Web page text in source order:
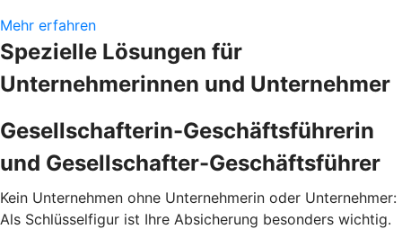
Mehr erfahren
Spezielle Lösungen für
Unternehmerinnen und Unternehmer
Gesellschafterin-Geschäftsführerin
und Gesellschafter-Geschäftsführer
Kein Unternehmen ohne Unternehmerin oder Unternehmer:
Als Schlüsselfigur ist Ihre Absicherung besonders wichtig.